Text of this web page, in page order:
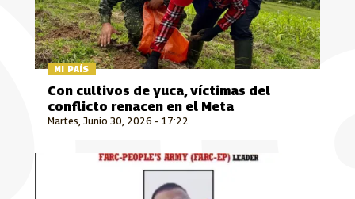
MI PAÍS
Martes, Junio 30, 2026 - 17:22
Con cultivos de yuca, víctimas del
conflicto renacen en el Meta